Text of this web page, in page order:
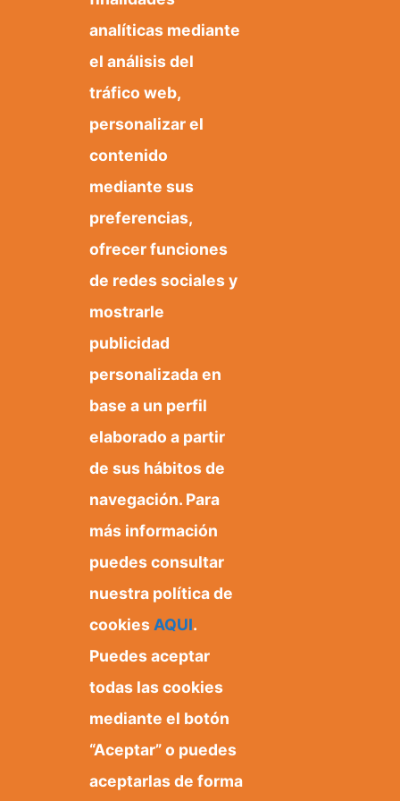
Lavadero
Plazas y vías públicas
Ayuntamiento de Orxeta
Plaza Dr. Ferrándiz, 1
+3496 685 50 80
analíticas mediante
el análisis del
tráfico web,
personalizar el
contenido
mediante sus
preferencias,
ofrecer funciones
de redes sociales y
mostrarle
publicidad
personalizada en
base a un perfil
elaborado a partir
de sus hábitos de
navegación. Para
más información
puedes consultar
nuestra política de
cookies AQUI.
Puedes aceptar
todas las cookies
mediante el botón
“Aceptar” o puedes
aceptarlas de forma